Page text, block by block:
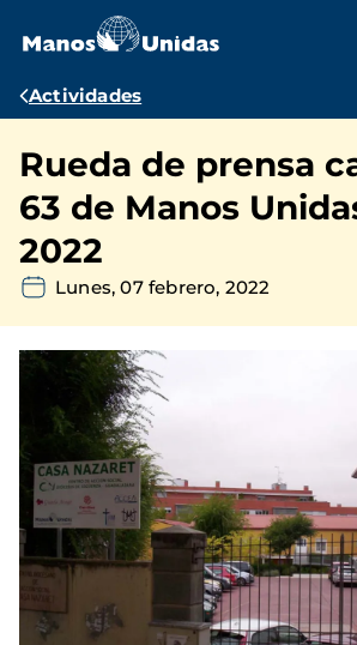
contenido
Ruta
navegación
Actividades
Rueda de prensa
63 de Manos
2022
Lunes, 07 febrero, 2022